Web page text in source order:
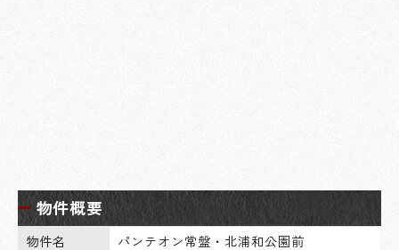
物件概要
物件名 パンテオン常盤・北浦和公園前